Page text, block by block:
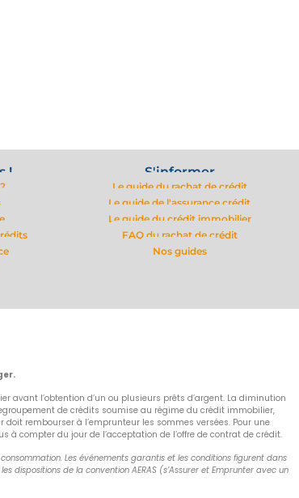
! S'informer
Le guide du rachat de crédit
Le guide de l'assurance crédit
Le guide du crédit immobilier
FAQ du rachat de crédit
Nos guides
avant l’obtention d’un ou plusieurs prêts d’argent. La diminution
de crédits soumise au régime du crédit immobilier,
rembourser à l’emprunteur les sommes versées. Pour une
compter du jour de l’acceptation de l’offre de contrat de crédit.
Les événements garantis et les conditions figurent dans
de la convention AERAS (s’Assurer et Emprunter avec un